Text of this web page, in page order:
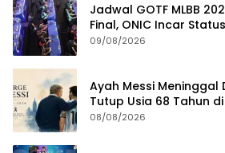
Jadwal GOTF MLBB
Final, ONIC Incar
09/08/2026
Ayah Messi Meninggal
Tutup Usia 68 Tahun
08/08/2026